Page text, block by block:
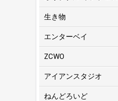
生き物
エンターベイ
ZCWO
アイアンスタジオ
ねんどろいど